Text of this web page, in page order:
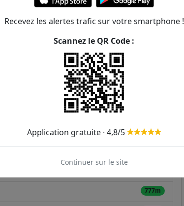
168m
706m
777m
Recevez les alertes trafic sur votre smartphone !
Scannez le QR Code :
Application gratuite · 4,8/5
Continuer sur le site